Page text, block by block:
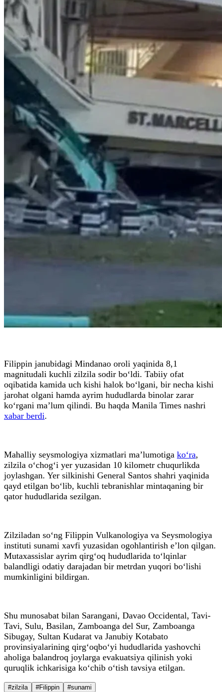
Filippin janubidagi Mindanao oroli yaqinida 8,1
magnitudali kuchli zilzila sodir bo‘ldi. Tabiiy ofat
oqibatida kamida uch kishi halok bo‘lgani, bir necha kishi
jarohat olgani hamda ayrim hududlarda binolar zarar
ko‘rgani ma’lum qilindi. Bu haqda Manila Times nashri
xabar berdi.
Mahalliy seysmologiya xizmatlari ma’lumotiga ko‘ra,
zilzila o‘chog‘i yer yuzasidan 10 kilometr chuqurlikda
joylashgan. Yer silkinishi General Santos shahri yaqinida
qayd etilgan bo‘lib, kuchli tebranishlar mintaqaning bir
qator hududlarida sezilgan.
Zilziladan so‘ng Filippin Vulkanologiya va Seysmologiya
instituti sunami xavfi yuzasidan ogohlantirish e’lon qilgan.
Mutaxassislar ayrim qirg‘oq hududlarida to‘lqinlar
balandligi odatiy darajadan bir metrdan yuqori bo‘lishi
mumkinligini bildirgan.
Shu munosabat bilan Sarangani, Davao Occidental, Tavi-
Tavi, Sulu, Basilan, Zamboanga del Sur, Zamboanga
Sibugay, Sultan Kudarat va Janubiy Kotabato
provinsiyalarining qirg‘oqbo‘yi hududlarida yashovchi
aholiga balandroq joylarga evakuatsiya qilinish yoki
quruqlik ichkarisiga ko‘chib o‘tish tavsiya etilgan.
#zilzila #Filippin #sunami